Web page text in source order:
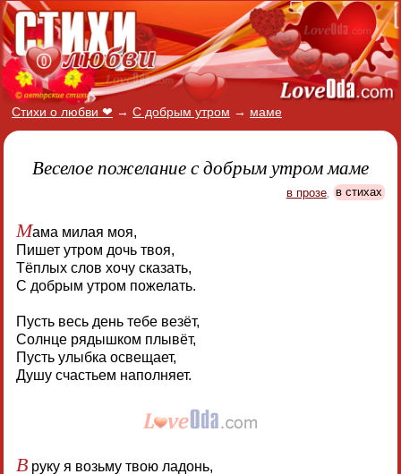
Стихи о любви ❤ → С добрым утром → маме
Веселое пожелание с добрым утром маме
в прозе, в стихах
Мама милая моя,
Пишет утром дочь твоя,
Тёплых слов хочу сказать,
С добрым утром пожелать.
Пусть весь день тебе везёт,
Солнце рядышком плывёт,
Пусть улыбка освещает,
Душу счастьем наполняет.
Вруку я возьму твою ладонь,